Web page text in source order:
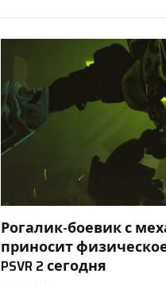
Рогалик-боевик с
приносит
PSVR 2 сегодня